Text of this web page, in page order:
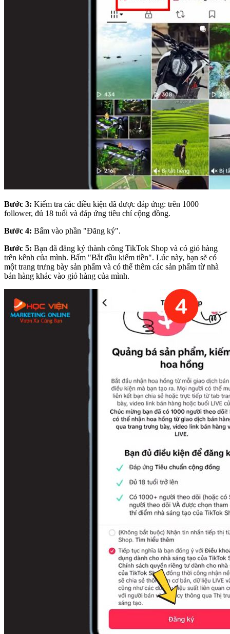
Bước 3: Kiểm tra các điều kiện đã được đáp ứng: trên 1000
follower, đủ 18 tuổi và đáp ứng tiêu chí cộng đồng.
Bước 4: Bấm vào phần "Đăng ký".
Bước 5: Bạn đã đăng ký thành công TikTok Shop và có giỏ hàng
trên kênh của mình. Bấm "Bắt đầu kiếm tiền". Lúc này, bạn sẽ có
một trang trưng bày sản phẩm và có thể thêm các sản phẩm từ nhà
bán hàng khác vào giỏ hàng của mình.